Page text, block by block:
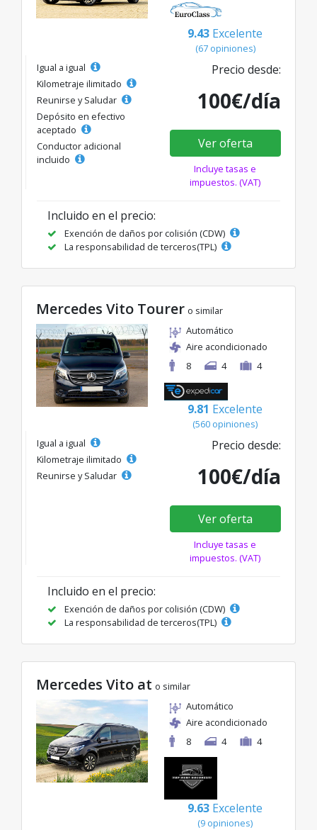
9.43 Excelente
(67 opiniones)
Igual a igual
Kilometraje ilimitado
Reunirse y Saludar
Depósito en efectivo
aceptado
Conductor adicional
incluido
Precio desde:
100€/día
Ver oferta
Incluye tasas e
impuestos. (VAT)
Incluido en el precio:
Exención de daños por colisión (CDW)
La responsabilidad de terceros(TPL)
Mercedes Vito Tourer o similar
Automático
Aire acondicionado
8
4 4
9.81 Excelente
(560 opiniones)
Igual a igual
Kilometraje ilimitado
Reunirse y Saludar
Precio desde:
100€/día
Ver oferta
Incluye tasas e
impuestos. (VAT)
Incluido en el precio:
Exención de daños por colisión (CDW)
La responsabilidad de terceros(TPL)
Mercedes Vito at o similar
Automático
Aire acondicionado
8
4 4
9.63 Excelente
(9 opiniones)